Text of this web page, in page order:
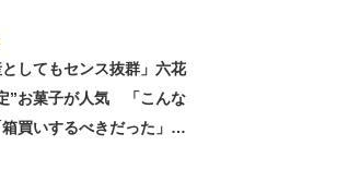
としてもセンス抜群」六花
”お菓子が人気 「こんな
買いするべきだった」